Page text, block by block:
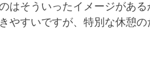
はそういったイメージがある
やすいですが、特別な休憩の